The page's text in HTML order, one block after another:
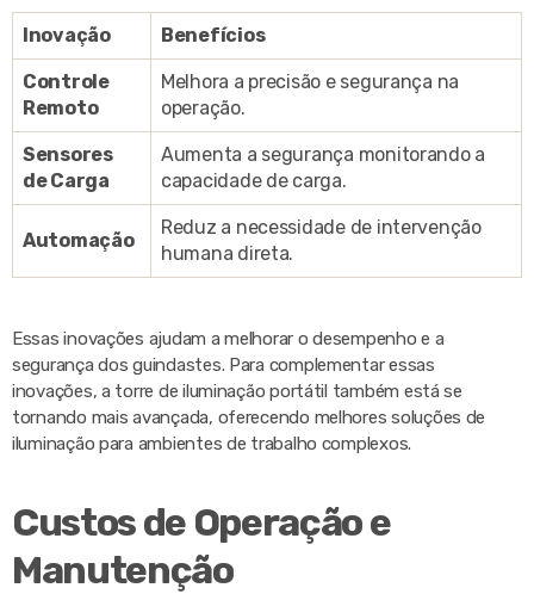
Inovação Benefícios
Controle
Remoto
Melhora a precisão e segurança na
operação.
Sensores
de Carga
Aumenta a segurança monitorando a
capacidade de carga.
Automação
Reduz a necessidade de intervenção
humana direta.
Essas inovações ajudam a melhorar o desempenho e a
segurança dos guindastes. Para complementar essas
inovações, a torre de iluminação portátil também está se
tornando mais avançada, oferecendo melhores soluções de
iluminação para ambientes de trabalho complexos.
Custos de Operação e
Manutenção